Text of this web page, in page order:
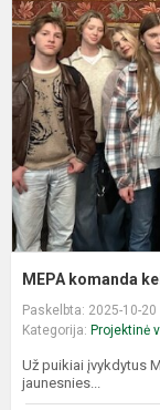
MEPA komanda
Paskelbta: 2025-10-20
Kategorija: Projektinė
Už puikiai įvykdytus
jaunesnies...